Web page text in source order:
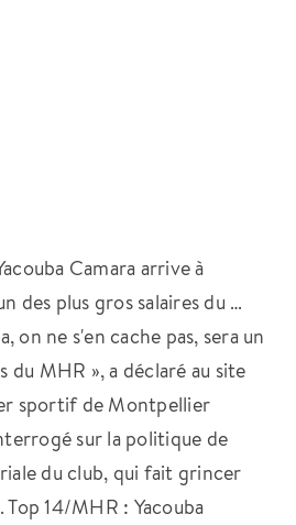
Camara arrive à
des plus gros salaires du …
on ne s'en cache pas, sera un
du MHR », a déclaré au site
sportif de Montpellier
sur la politique de
du club, qui fait grincer
14/MHR : Yacouba